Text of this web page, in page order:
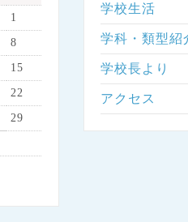
1
8
15
22
29
学校生活
学科・類型紹
学校長より
アクセス